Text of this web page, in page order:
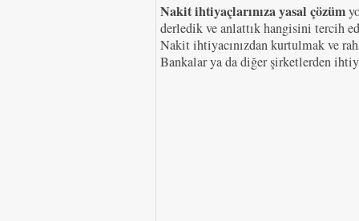
Nakit ihtiyaçlarınıza yasal çözüm
derledik ve anlattık hangisini tercih
Nakit ihtiyacınızdan kurtulmak ve
Bankalar ya da diğer şirketlerden